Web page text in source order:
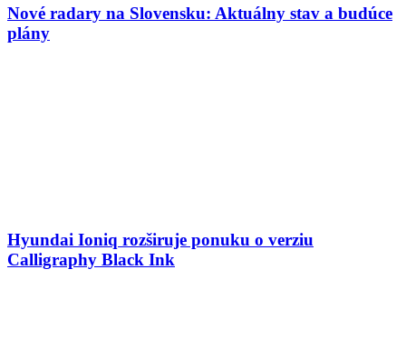
Nové radary na Slovensku: Aktuálny stav a budúce
plány
Hyundai Ioniq rozširuje ponuku o verziu
Calligraphy Black Ink